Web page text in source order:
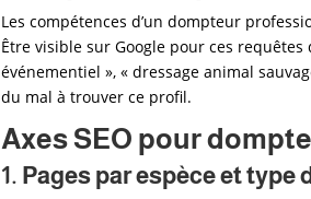
Les compétences d’un dompteur
Être visible sur Google pour ces
événementiel », « dressage animal
du mal à trouver ce profil.
Axes SEO pour
1. Pages par espèce et type